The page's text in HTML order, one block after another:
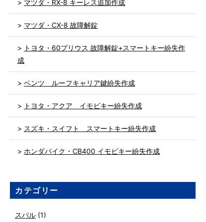
マツダ・RX-8 キーレス追加作成
マツダ・CX-8 故障解錠
トヨタ・60プリウス 故障解錠+スマートキー紛失作
成
ベンツ ルーフキャリア鍵紛失作成
トヨタ・アクア イモビキー紛失作成
スズキ・スイフト スマートキー紛失作成
ホンダバイク・CB400 イモビキー紛失作成
カテゴリー
スバル (1)